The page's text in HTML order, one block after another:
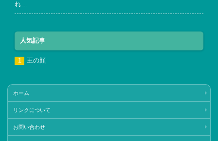
れ…
人気記事
王の顔
ホーム
リンクについて
お問い合わせ